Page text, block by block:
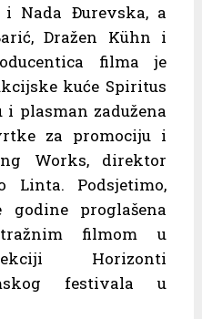
Nada Đurevska, a
Dražen Kühn i
filma je
kuće Spiritus
i plasman zadužena
za promociju i
Works, direktor
Linta. Podsjetimo,
godine proglašena
filmom u
Horizonti
festivala u